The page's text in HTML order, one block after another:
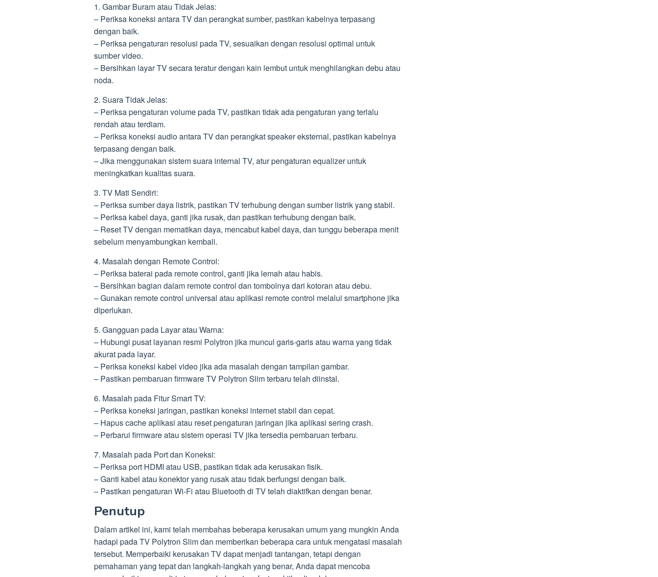
1. Gambar Buram atau Tidak Jelas:
– Periksa koneksi antara TV dan perangkat sumber, pastikan kabelnya terpasang
dengan baik.
– Periksa pengaturan resolusi pada TV, sesuaikan dengan resolusi optimal untuk
sumber video.
– Bersihkan layar TV secara teratur dengan kain lembut untuk menghilangkan debu atau
noda.
2. Suara Tidak Jelas:
– Periksa pengaturan volume pada TV, pastikan tidak ada pengaturan yang terlalu
rendah atau terdiam.
– Periksa koneksi audio antara TV dan perangkat speaker eksternal, pastikan kabelnya
terpasang dengan baik.
– Jika menggunakan sistem suara internal TV, atur pengaturan equalizer untuk
meningkatkan kualitas suara.
3. TV Mati Sendiri:
– Periksa sumber daya listrik, pastikan TV terhubung dengan sumber listrik yang stabil.
– Periksa kabel daya, ganti jika rusak, dan pastikan terhubung dengan baik.
– Reset TV dengan mematikan daya, mencabut kabel daya, dan tunggu beberapa menit
sebelum menyambungkan kembali.
4. Masalah dengan Remote Control:
– Periksa baterai pada remote control, ganti jika lemah atau habis.
– Bersihkan bagian dalam remote control dan tombolnya dari kotoran atau debu.
– Gunakan remote control universal atau aplikasi remote control melalui smartphone jika
diperlukan.
5. Gangguan pada Layar atau Warna:
– Hubungi pusat layanan resmi Polytron jika muncul garis-garis atau warna yang tidak
akurat pada layar.
– Periksa koneksi kabel video jika ada masalah dengan tampilan gambar.
– Pastikan pembaruan firmware TV Polytron Slim terbaru telah diinstal.
6. Masalah pada Fitur Smart TV:
– Periksa koneksi jaringan, pastikan koneksi internet stabil dan cepat.
– Hapus cache aplikasi atau reset pengaturan jaringan jika aplikasi sering crash.
– Perbarui firmware atau sistem operasi TV jika tersedia pembaruan terbaru.
7. Masalah pada Port dan Koneksi:
– Periksa port HDMI atau USB, pastikan tidak ada kerusakan fisik.
– Ganti kabel atau konektor yang rusak atau tidak berfungsi dengan baik.
– Pastikan pengaturan Wi-Fi atau Bluetooth di TV telah diaktifkan dengan benar.
Penutup
Dalam artikel ini, kami telah membahas beberapa kerusakan umum yang mungkin Anda
hadapi pada TV Polytron Slim dan memberikan beberapa cara untuk mengatasi masalah
tersebut. Memperbaiki kerusakan TV dapat menjadi tantangan, tetapi dengan
pemahaman yang tepat dan langkah-langkah yang benar, Anda dapat mencoba